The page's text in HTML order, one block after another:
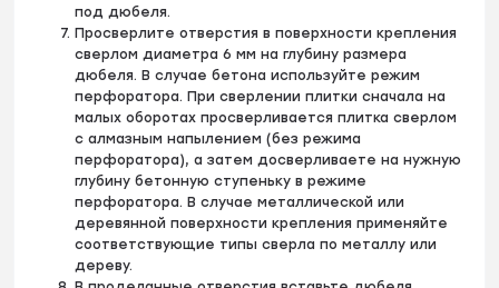
под дюбеля.
Просверлите отверстия в поверхности крепления
сверлом диаметра 6 мм на глубину размера
дюбеля. В случае бетона используйте режим
перфоратора. При сверлении плитки сначала на
малых оборотах просверливается плитка сверлом
с алмазным напылением (без режима
перфоратора), а затем досверливаете на нужную
глубину бетонную ступеньку в режиме
перфоратора. В случае металлической или
деревянной поверхности крепления применяйте
соответствующие типы сверла по металлу или
дереву.